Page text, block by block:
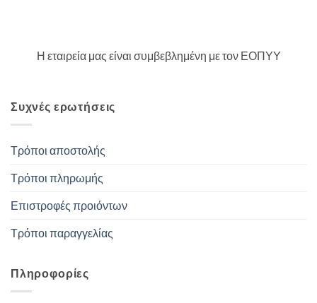
Η εταιρεία μας είναι συμβεβλημένη με τον ΕΟΠΥΥ
Συχνές ερωτήσεις
Τρόποι αποστολής
Τρόποι πληρωμής
Επιστροφές προιόντων
Τρόποι παραγγελίας
Πληροφορίες